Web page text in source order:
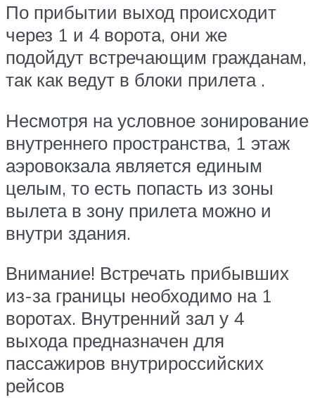
По прибытии выход происходит
через 1 и 4 ворота, они же
подойдут встречающим гражданам,
так как ведут в блоки прилета .
Несмотря на условное зонирование
внутреннего пространства, 1 этаж
аэровокзала является единым
целым, то есть попасть из зоны
вылета в зону прилета можно и
внутри здания.
Внимание! Встречать прибывших
из-за границы необходимо на 1
воротах. Внутренний зал у 4
выхода предназначен для
пассажиров внутрироссийских
рейсов